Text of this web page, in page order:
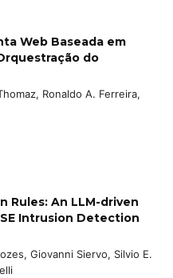
Web Baseada em
do
Ronaldo A. Ferreira,
Rules: An LLM-driven
Intrusion Detection
Giovanni Siervo, Silvio E.